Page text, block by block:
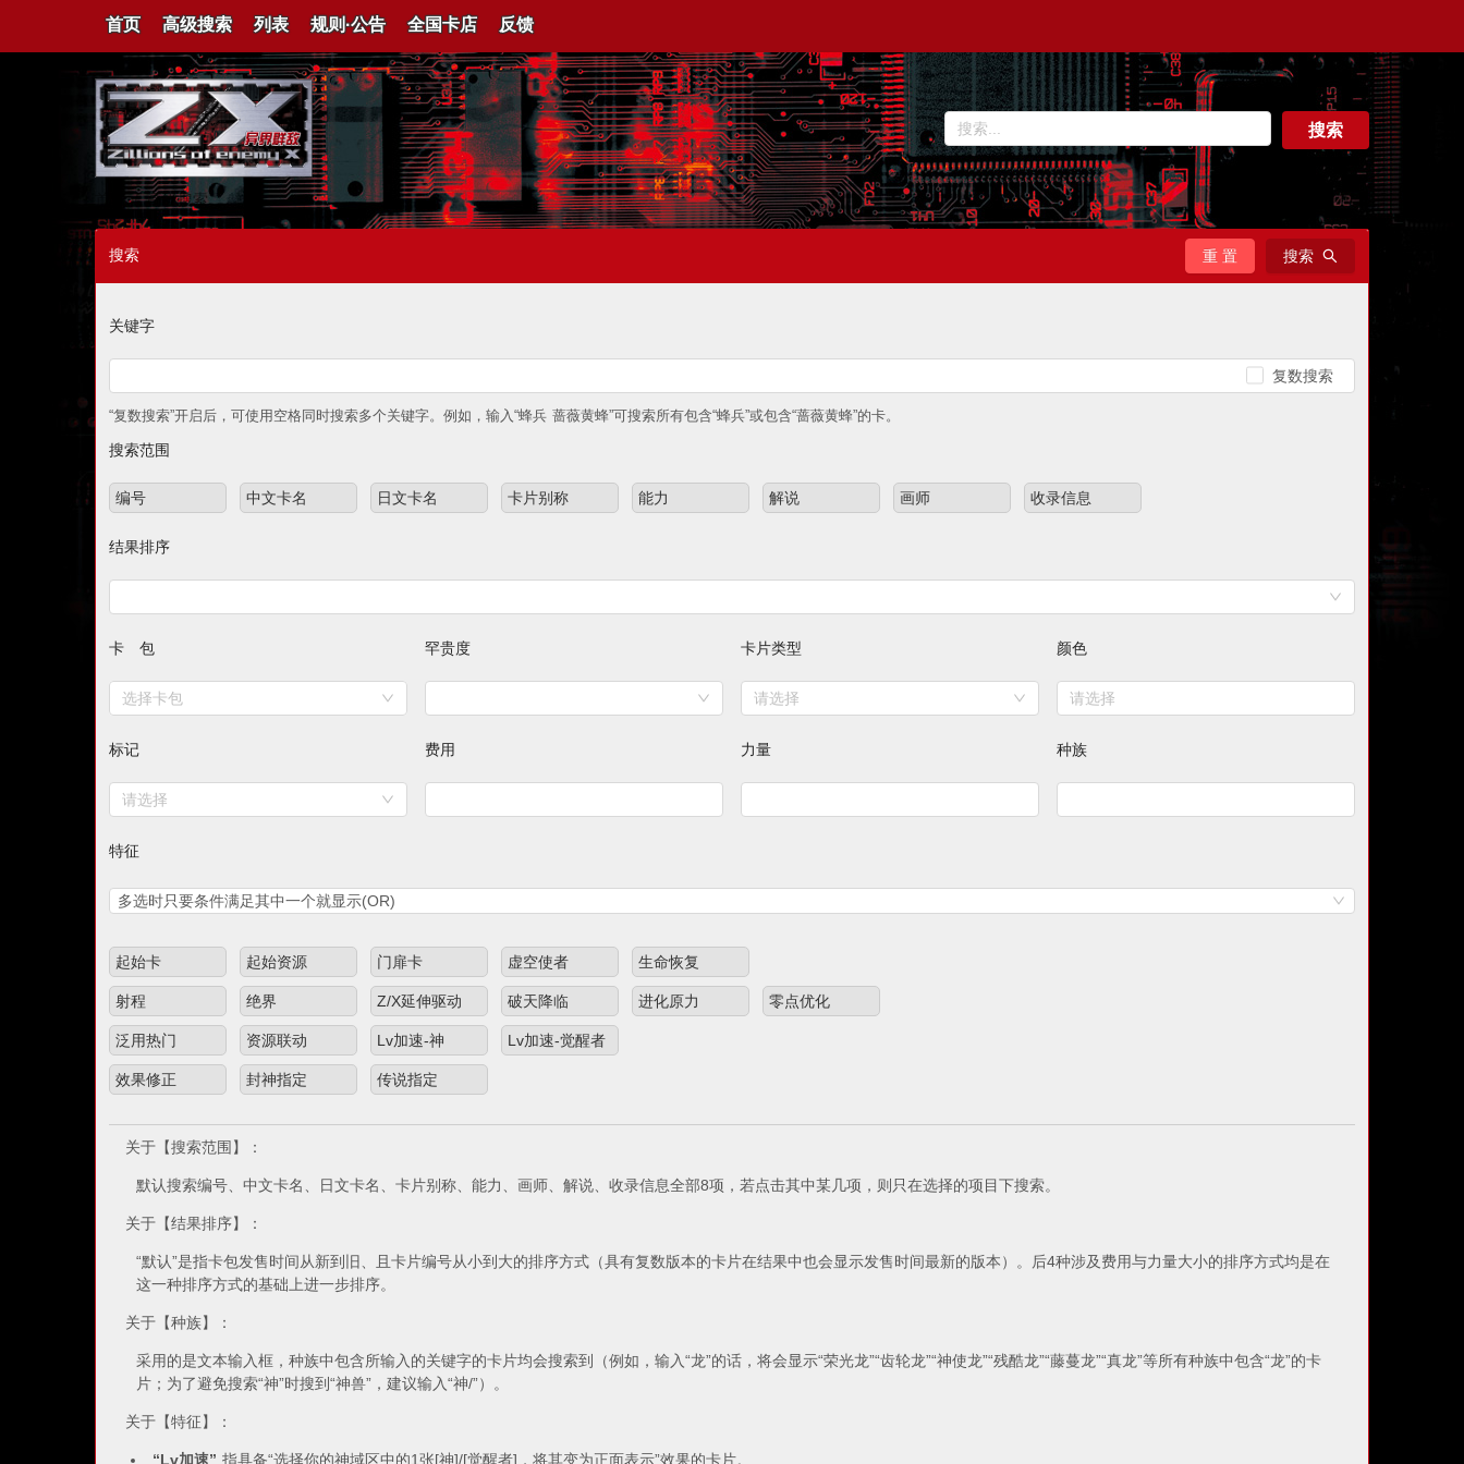
首页 高级搜索 列表 规则·公告 全国卡店 反馈
搜索
/ 高级搜索
搜索 重 置 搜索
关键字
复数搜索
“复数搜索”开启后，可使用空格同时搜索多个关键字。例如，输入“蜂兵 蔷薇黄蜂”可搜索所有包含“蜂兵”或包含“蔷薇黄蜂”的卡。
搜索范围
编号 中文卡名 日文卡名 卡片别称 能力 解说 画师 收录信息
结果排序
卡 包 罕贵度 卡片类型
请选择
颜色
请选择
标记
请选择
费用 力量 种族
特征
多选时只要条件满足其中一个就显示(OR)
起始卡 起始资源 门扉卡 虚空使者 生命恢复
射程 绝界 Z/X延伸驱动 破天降临 进化原力 零点优化
泛用热门 资源联动 Lv加速-神 Lv加速-觉醒者
效果修正 封神指定 传说指定
关于【搜索范围】：
默认搜索编号、中文卡名、日文卡名、卡片别称、能力、画师、解说、收录信息全部8项，若点击其中某几项，则只在选择的项目下搜索。
关于【结果排序】：
“默认”是指卡包发售时间从新到旧、且卡片编号从小到大的排序方式（具有复数版本的卡片在结果中也会显示发售时间最新的版本）。后4种涉及费用与力量大小的排序方式均是在
这一种排序方式的基础上进一步排序。
关于【种族】：
采用的是文本输入框，种族中包含所输入的关键字的卡片均会搜索到（例如，输入“龙”的话，将会显示“荣光龙”“齿轮龙”“神使龙”“残酷龙”“藤蔓龙”“真龙”等所有种族中包含“龙”的卡
片；为了避免搜索“神”时搜到“神兽”，建议输入“神/”）。
关于【特征】：
“Lv加速” 指具备“选择你的神域区中的1张[神]/[觉醒者]，将其变为正面表示”效果的卡片。